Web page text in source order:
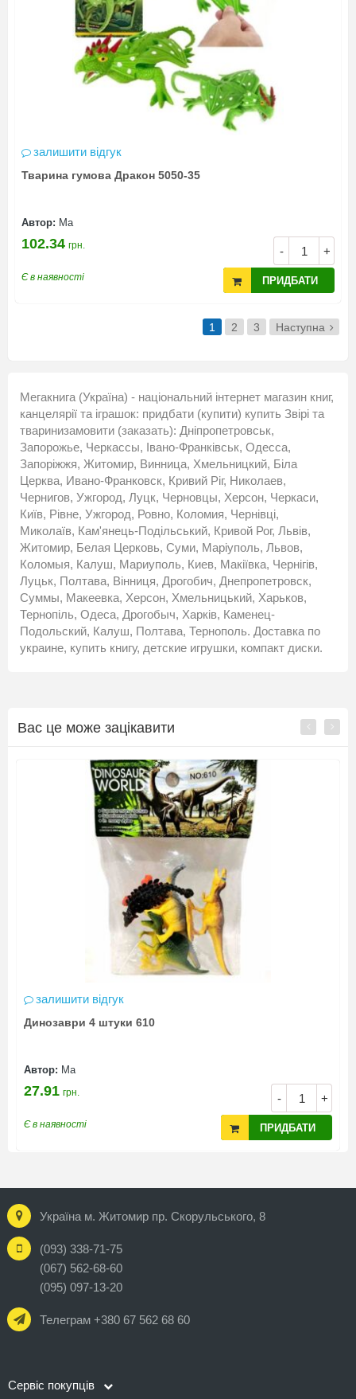
Мегакнига (Україна) - національний інтернет магазин книг,
канцелярії та іграшок: придбати (купити) купить Звірі та
тваринизамовити (заказать): Дніпропетровськ,
Запорожье, Черкассы, Івано-Франківськ, Одесса,
Запоріжжя, Житомир, Винница, Хмельницкий, Біла
Церква, Ивано-Франковск, Кривий Ріг, Николаев,
Чернигов, Ужгород, Луцк, Черновцы, Херсон, Черкаси,
Київ, Рівне, Ужгород, Ровно, Коломия, Чернівці,
Миколаїв, Кам'янець-Подільський, Кривой Рог, Львів,
Житомир, Белая Церковь, Суми, Маріуполь, Львов,
Коломыя, Калуш, Мариуполь, Киев, Макіївка, Чернігів,
Луцьк, Полтава, Вінниця, Дрогобич, Днепропетровск,
Суммы, Макеевка, Херсон, Хмельницький, Харьков,
Тернопіль, Одеса, Дрогобыч, Харків, Каменец-
Подольский, Калуш, Полтава, Тернополь. Доставка по
украине, купить книгу, детские игрушки, компакт диски.
залишити відгук
Тварина гумова Дракон 5050-35
Автор: Ма
- +
102.34 грн.
Є в наявності ПРИДБАТИ
1 2 3 Наступна
Вас це може зацікавити
610
грн.
Є в наявності
Україна м. Житомир пр. Скорульського, 8
(093) 338-71-75
(067) 562-68-60
(095) 097-13-20
Телеграм +380 67 562 68 60
Сервіс покупців